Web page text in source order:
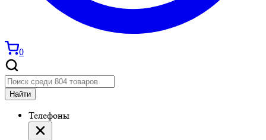
0
Найти
Телефоны